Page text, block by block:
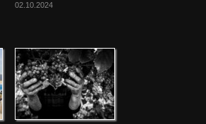
02.10.2024